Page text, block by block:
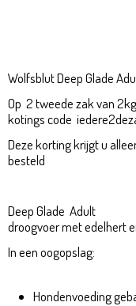
Wolfsblut Deep Glade
Op 2 tweede zak van
kotings code
Deze korting krijgt u
besteld
Deep Glade Adult
droogvoer met edelhert
In een oogopslag:
Hondenvoeding